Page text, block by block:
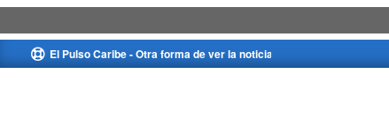
to
El Pulso Caribe - Otra forma de ver la noticia